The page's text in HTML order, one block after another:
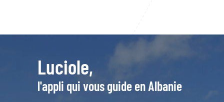
Luciole,
l'appli qui vous guide en Albanie